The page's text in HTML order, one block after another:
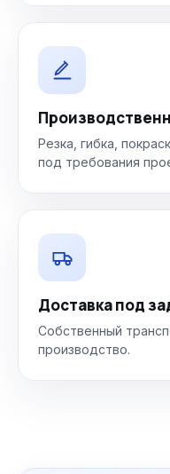
Резка, гибка,
под требования
Доставка под
Собственный
производство.